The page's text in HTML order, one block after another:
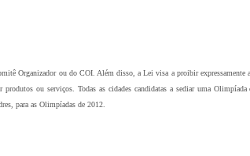
Organizador ou do COI. Além disso, a Lei visa a proibir expressamente a
ou serviços. Todas as cidades candidatas a sediar uma
para as Olimpíadas de 2012.